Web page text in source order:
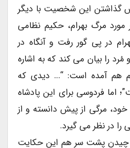
گذاشتن این شخصیت با دیگر
مرگ بهرام، حکیم نظامی
در پی گور رفت و آنگاه در
را بیان می کند که به اشاره
هم آمده است: “… دیدی که
اما فردوسی برای این پادشاه
مرگی از پیش دانسته و از
در نظر می گیرد.
پشت سر هم این حکایت